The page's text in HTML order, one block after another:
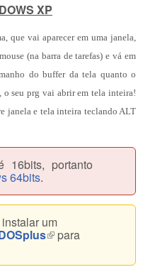
XP
que vai aparecer em uma janela,
(na barra de tarefas) e vá em
do buffer da tela quanto o
o seu prg vai abrir em tela inteira!
janela e tela inteira teclando ALT
16bits, portanto
64bits.
external)
um
(link is external)
para